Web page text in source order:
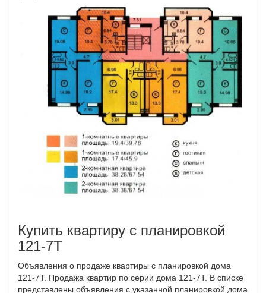
Купить квартиру с планировкой
121-7Т
Объявления о продаже квартиры с планировкой дома
121-7Т. Продажа квартир по серии дома 121-7Т. В списке
представлены объявления с указанной планировкой дома